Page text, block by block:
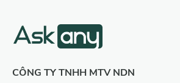
CÔNG TY TNHH MTV NDN